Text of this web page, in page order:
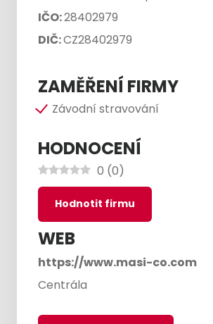
IČO:28402979
DIČ:CZ28402979
ZAMĚŘENÍ FIRMY
Závodní stravování
HODNOCENÍ
0 (0)
Hodnotit firmu
WEB
https://www.masi-co.com
Centrála